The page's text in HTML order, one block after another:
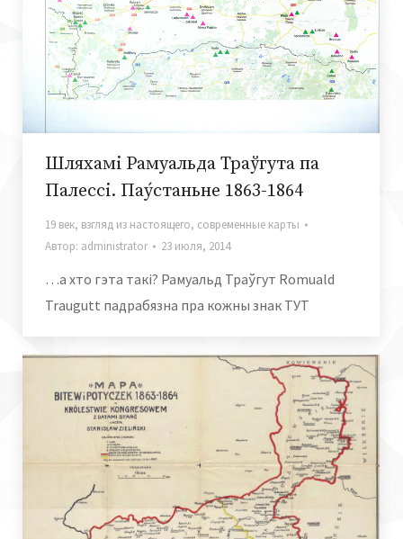
Шляхамi Рамуальда Траўгута па
Палессi. Паýстаньне 1863-1864
19 век, взгляд из настоящего, современные карты
Автор: administrator 23 июля, 2014
…а хто гэта такi? Рамуальд Траўгут Romuald
Traugutt падрабязна пра кожны знак ТУТ